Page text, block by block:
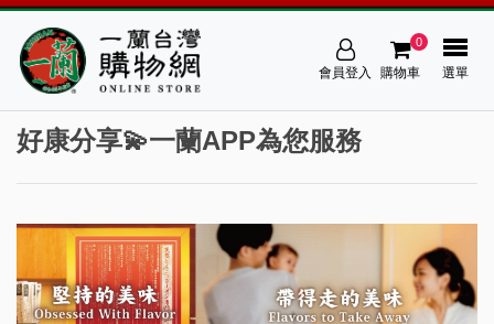
會員登入 購物車
0
選單
好康分享💫一蘭APP為您服務